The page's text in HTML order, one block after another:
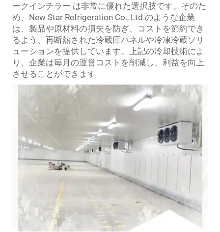
ークインチラー は非常に優れた選択肢です。そのた
め、New Star Refrigeration Co., Ltd.のような企業
は、製品や原材料の損失を防ぎ、コストを節約でき
るよう、再断熱された冷蔵庫パネルや冷凍冷蔵ソリ
ューションを提供しています。上記の冷却技術によ
り、企業は毎月の運営コストを削減し、利益を向上
させることができます